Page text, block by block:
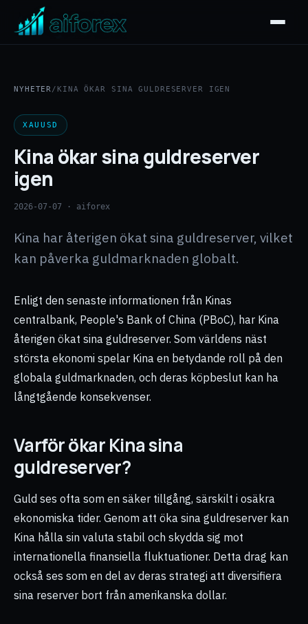
NYHETER/KINA ÖKAR SINA GULDRESERVER IGEN
XAUUSD
Kina ökar sina guldreserver
igen
2026-07-07 · aiforex
Kina har återigen ökat sina guldreserver, vilket
kan påverka guldmarknaden globalt.
Enligt den senaste informationen från Kinas
centralbank, People's Bank of China (PBoC), har Kina
återigen ökat sina guldreserver. Som världens näst
största ekonomi spelar Kina en betydande roll på den
globala guldmarknaden, och deras köpbeslut kan ha
långtgående konsekvenser.
Varför ökar Kina sina
guldreserver?
Guld ses ofta som en säker tillgång, särskilt i osäkra
ekonomiska tider. Genom att öka sina guldreserver kan
Kina hålla sin valuta stabil och skydda sig mot
internationella finansiella fluktuationer. Detta drag kan
också ses som en del av deras strategi att diversifiera
sina reserver bort från amerikanska dollar.